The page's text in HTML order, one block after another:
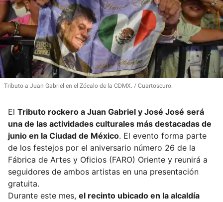
Tributo a Juan Gabriel en el Zócalo de la CDMX. Cuartoscuro.
El Tributo rockero a Juan Gabriel y José José será
una de las actividades culturales más destacadas de
junio en la Ciudad de México. El evento forma parte
de los festejos por el aniversario número 26 de la
Fábrica de Artes y Oficios (FARO) Oriente y reunirá a
seguidores de ambos artistas en una presentación
gratuita.
Durante este mes, el recinto ubicado en la alcaldía